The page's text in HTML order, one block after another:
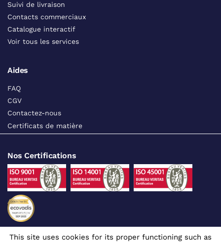
Suivi de livraison
Contacts commerciaux
Catalogue interactif
Voir tous les services
Aides
FAQ
CGV
Contactez-nous
Certificats de matière
Nos Certifications
This site uses cookies for its proper functioning such as